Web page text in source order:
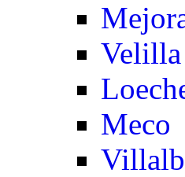
Velilla
Meco